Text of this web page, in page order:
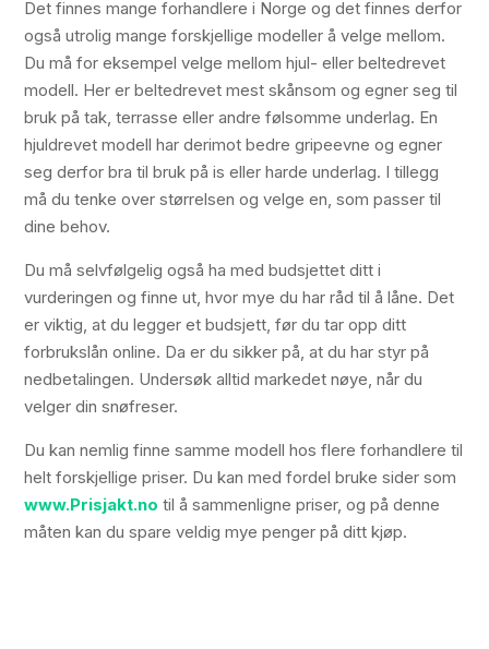
Det finnes mange forhandlere i Norge og det finnes derfor
også utrolig mange forskjellige modeller å velge mellom.
Du må for eksempel velge mellom hjul- eller beltedrevet
modell. Her er beltedrevet mest skånsom og egner seg til
bruk på tak, terrasse eller andre følsomme underlag. En
hjuldrevet modell har derimot bedre gripeevne og egner
seg derfor bra til bruk på is eller harde underlag. I tillegg
må du tenke over størrelsen og velge en, som passer til
dine behov.
Du må selvfølgelig også ha med budsjettet ditt i
vurderingen og finne ut, hvor mye du har råd til å låne. Det
er viktig, at du legger et budsjett, før du tar opp ditt
forbrukslån online. Da er du sikker på, at du har styr på
nedbetalingen. Undersøk alltid markedet nøye, når du
velger din snøfreser.
Du kan nemlig finne samme modell hos flere forhandlere til
helt forskjellige priser. Du kan med fordel bruke sider som
www.Prisjakt.no til å sammenligne priser, og på denne
måten kan du spare veldig mye penger på ditt kjøp.